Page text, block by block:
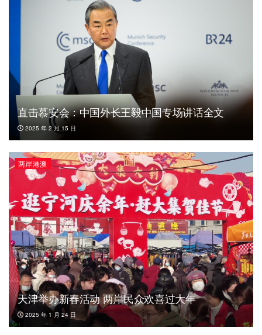
直击慕安会：中国外长王毅中国专场讲话全文
2025 年 2 月 15 日
两岸港澳
天津举办新春活动 两岸民众欢喜过大年
2025 年 1 月 24 日